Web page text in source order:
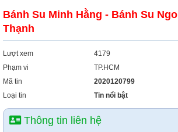
Bánh Su Minh Hằng - Bánh Su
Thạnh
Lượt xem
4179
Phạm vi
TP.HCM
Mã tin
2020120799
Loại tin
Tin nổi bật
Thông tin liên hệ